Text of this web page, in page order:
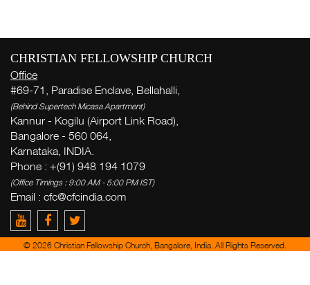
CHRISTIAN FELLOWSHIP CHURCH
Office
#69-71, Paradise Enclave, Bellahalli,
(Behind Supertech Micasa Apartment)
Kannur - Kogilu (Airport Link Road),
Bangalore - 560 064,
Karnataka, INDIA.
Phone : +(91) 948 194 1079
(Office Timings : 9:00 AM - 5:00 PM IST)
Email : cfc@cfcindia.com
© 2026 Christian Fellowship Church, Bangalore, India. All Rights Reserved.